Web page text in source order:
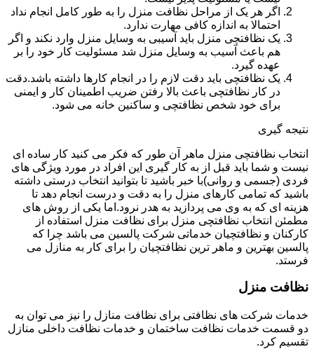
اگر هر یک از مراحل نظافت منزل را به طور کامل انجام نداد
احتمالا به اندازه کافی مهارت ندارد.
یک نظافتچی منزل باید آسیبی به وسایل منزل وارد نکند و اگر
هم باعث آسیب به وسایل منزل شد مسئولیت کار خود را بر
عهده گیرد.
یک نظافتچی باید دقت لازم را در انجام کارها داشته باشد.دقت
در کار نظافتچی باعث بالا رفتن ضریب اطمینان کار و ایمنی
برای خود شخص نظافتچی و ساکنین خانه می شود.
نتیجه گیری
انتخاب نظافتچی منزل ماهر آن طور که فکر می کنید کار ساده ای
نیست و شما باید قبل از به کار گیری این افراد در مورد ویژگی های
فردی (جسمی و روانی)با خبر باشید تا بتوانید انتخاب درستی داشته
باشید که تمامی کارهای منزل را به دقت و درست انجام دهد تا
هزینه ای که به وی می پردازید به هدر نرود.اما یکی از روش های
مطمئن انتخاب نظافتچی منزل برای نظافت منزل استفاده از
کارکنان و نظافتچیان خدماتی شرکت پالسین می باشد چرا که
پالسین بهترین و ماهر ترین نظافتچیان را برای کار به منازل می
فرستد.
نظافت منزل
خدمات شرکت های نظافتی برای نظافت منازل را نیز می توان به
دو قسمت خدمات نظافت ساختمان و خدمات نظافت داخلی منازل
تقسیم کرد.